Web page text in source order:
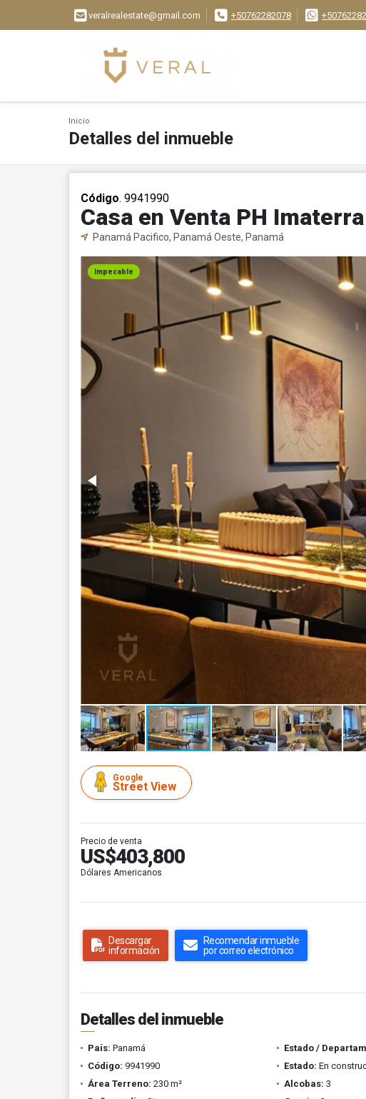
veralrealestate@gmail.com +50762282078
Inicio
Detalles del inmueble
Código. 9941990
Casa en Venta PH
Panamá Pacifico, Panamá Oeste, Panamá
Impecable
Google
Street View
Precio de venta
US$403,800
Dólares Americanos
Descargar
información
Recomendar inmueble
por correo electrónico
Detalles del inmueble
País: Panamá Estado /
Código: 9941990 Estado: En
Área Terreno: 230 m² Alcobas: 3